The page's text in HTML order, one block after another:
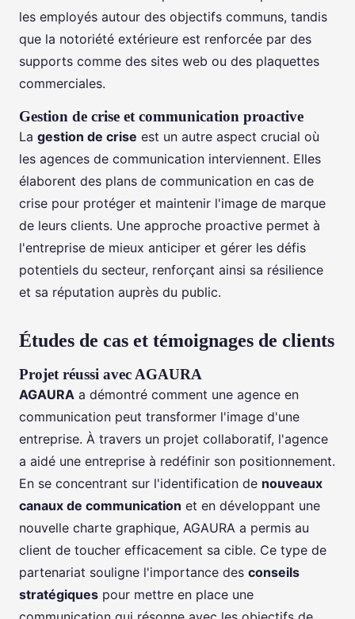
les employés autour des objectifs communs, tandis
que la notoriété extérieure est renforcée par des
supports comme des sites web ou des plaquettes
commerciales.
Gestion de crise et communication proactive
La gestion de crise est un autre aspect crucial où
les agences de communication interviennent. Elles
élaborent des plans de communication en cas de
crise pour protéger et maintenir l'image de marque
de leurs clients. Une approche proactive permet à
l'entreprise de mieux anticiper et gérer les défis
potentiels du secteur, renforçant ainsi sa résilience
et sa réputation auprès du public.
Études de cas et témoignages de clients
Projet réussi avec AGAURA
AGAURA a démontré comment une agence en
communication peut transformer l'image d'une
entreprise. À travers un projet collaboratif, l'agence
a aidé une entreprise à redéfinir son positionnement.
En se concentrant sur l'identification de nouveaux
canaux de communication et en développant une
nouvelle charte graphique, AGAURA a permis au
client de toucher efficacement sa cible. Ce type de
partenariat souligne l'importance des conseils
stratégiques pour mettre en place une